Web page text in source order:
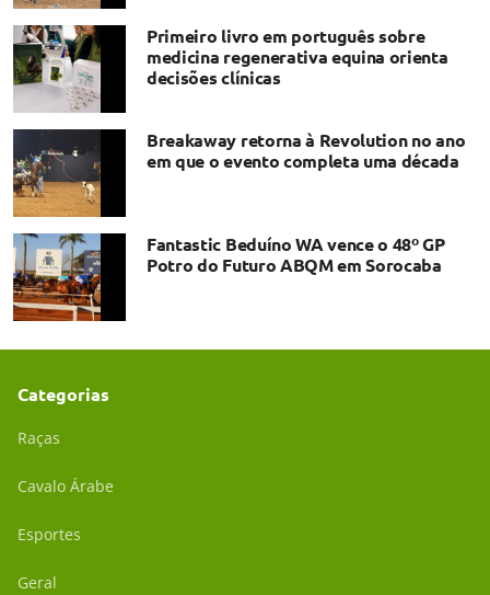
Primeiro livro em português sobre
medicina regenerativa equina orienta
decisões clínicas
Breakaway retorna à Revolution no ano
em que o evento completa uma década
Fantastic Beduíno WA vence o 48º GP
Potro do Futuro ABQM em Sorocaba
Categorias
Raças
Cavalo Árabe
Esportes
Geral